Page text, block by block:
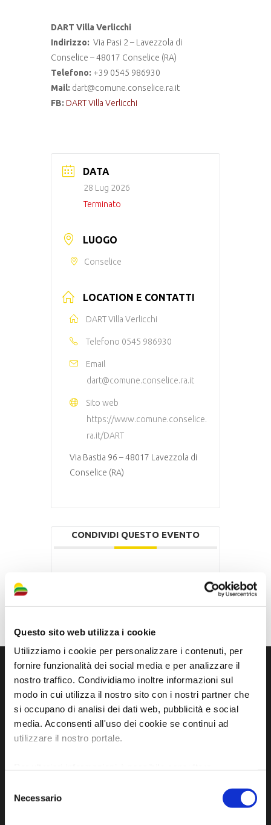
Questo sito web utilizza i cookie
Utilizziamo i cookie per personalizzare i contenuti, per
fornire funzionalità dei social media e per analizzare il
nostro traffico. Condividiamo inoltre informazioni sul
modo in cui utilizza il nostro sito con i nostri partner che
si occupano di analisi dei dati web, pubblicità e social
media. Acconsenti all'uso dei cookie se continui ad
utilizzare il nostro portale.
delNecessario
DART Villa Verlicchi
Indirizzo: Via Pasi 2 – Lavezzola di
Conselice – 48017 Conselice (RA)
Telefono: +39 0545 986930
Mail: dart@comune.conselice.ra.it
FB: DART Villa Verlicchi
DATA
28 Lug 2026
Terminato
LUOGO
Conselice
LOCATION E CONTATTI
DART Villa Verlicchi
Telefono 0545 986930
Email
dart@comune.conselice.ra.it
Sito web
https://www.comune.conselice.
ra.it/DART
Via Bastia 96 – 48017 Lavezzola di
Conselice (RA)
CONDIVIDI QUESTO EVENTO
dell'Unione dei Comuni della Bassa Romagna